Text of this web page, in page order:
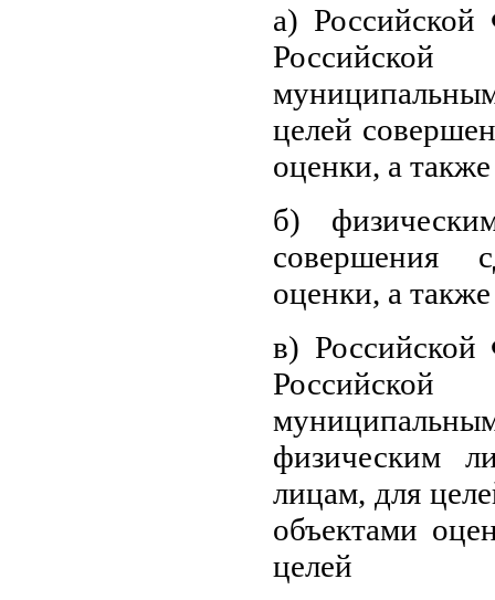
а) Российской
целей
оценки, а
б)
совершения
оценки, а
в) Российской
физическим
лицам, для
объектами
целей